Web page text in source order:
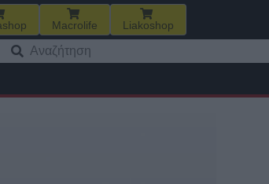
Macrolife Liakoshop
για: